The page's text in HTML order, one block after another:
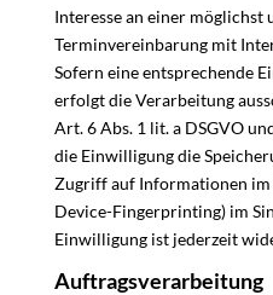
Interesse an einer möglichst
Terminvereinbarung mit
Sofern eine entsprechende
erfolgt die Verarbeitung
Art. 6 Abs. 1 lit. a DSGVO
die Einwilligung die
Zugriff auf Informationen im
Device-Fingerprinting) im
Einwilligung ist jederzeit
Auftragsverarbeitung